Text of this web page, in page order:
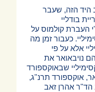
כתב היד הזה, שעבר
בודליי
העברת קולמוס על
כעבור זמן מה
אלא על פי
הוציא אברהם נויבאואר את
שבאוקספורד
אוקספורד תרנ"ג,
פרסמו שוב הד"ר אהרן זאב